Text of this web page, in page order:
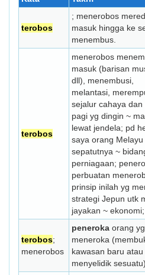
terobos
; menerobos
masuk hingga ke
menembus.
terobos
menerobos
masuk (barisan
dll), menembusi,
melantasi,
sejalur cahaya dan
pagi yg dingin ~
lewat jendela; pd
saya orang Melayu
sepatutnya ~
perniagaan;
perbuatan
prinsip inilah yg
strategi Jepun utk
jayakan ~
terobos;
menerobos
peneroka orang yg
meneroka
kawasan baru atau
menyelidik sesuatu).